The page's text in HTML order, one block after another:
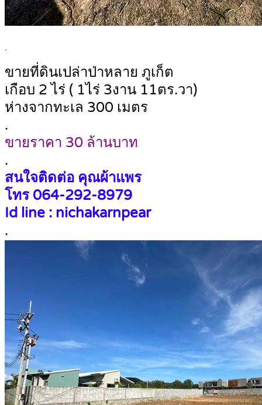
.
ขายที่ดินเปล่าป่าหลาย ภูเก็ต
เกือบ 2 ไร่ ( 1ไร่ 3งาน 11ตร.วา)
ห่างจากทะเล 300 เมตร
.
ขายราคา 30 ล้านบาท
.
สนใจติดต่อ คุณผ้าแพร
โทร 064-292-8979
Id line : nichakarnpear
.